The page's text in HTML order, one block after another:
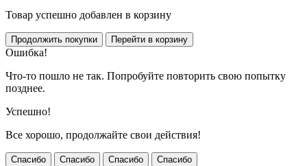
Товар успешно добавлен в корзину
Ошибка!
Что-то пошло не так. Попробуйте повторить свою попытку
позднее.
Успешно!
Все хорошо, продолжайте свои действия!
Спасибо Спасибо Спасибо Спасибо